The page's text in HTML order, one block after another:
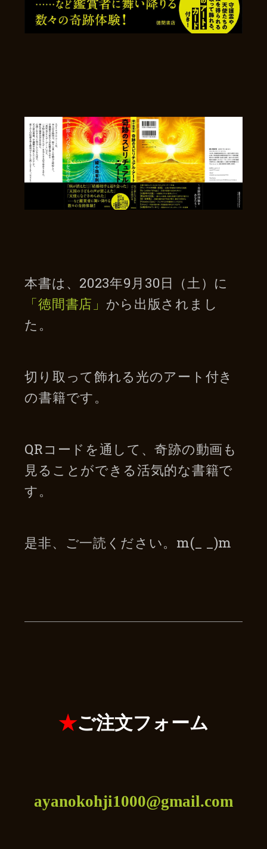
本書は、2023年9月30日（土）に
「徳間書店」 から出版されまし
た。
切り取って飾れる光のアート付き
の書籍です。
QRコードを通して、奇跡の動画も
見ることができる活気的な書籍で
す。
是非、ご一読ください。m(_ _)m
★ご注文フォーム
ayanokohji1000@gmail.com